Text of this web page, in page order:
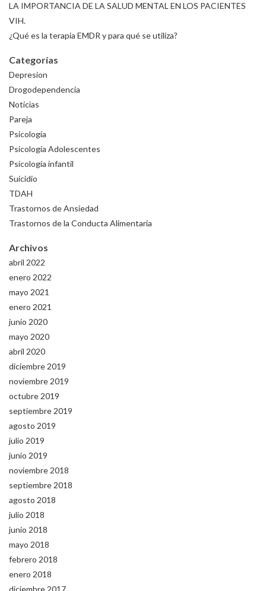
LA IMPORTANCIA DE LA SALUD MENTAL EN LOS PACIENTES
VIH.
¿Qué es la terapia EMDR y para qué se utiliza?
Categorías
Depresion
Drogodependencia
Noticias
Pareja
Psicología
Psicología Adolescentes
Psicología infantil
Suicidio
TDAH
Trastornos de Ansiedad
Trastornos de la Conducta Alimentaria
Archivos
abril 2022
enero 2022
mayo 2021
enero 2021
junio 2020
mayo 2020
abril 2020
diciembre 2019
noviembre 2019
octubre 2019
septiembre 2019
agosto 2019
julio 2019
junio 2019
noviembre 2018
septiembre 2018
agosto 2018
julio 2018
junio 2018
mayo 2018
febrero 2018
enero 2018
diciembre 2017